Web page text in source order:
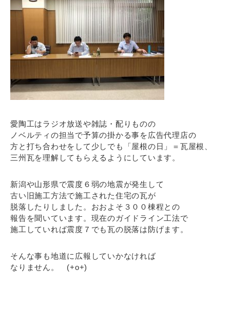
愛陶工はラジオ放送や雑誌・配りものの
ノベルティの担当で予算の掛かる事を広告代理店の
方と打ち合わせをして少しでも「屋根の日」＝瓦屋根、
三州瓦を理解してもらえるようにしています。
新潟や山形県で震度６弱の地震が発生して
古い旧施工方法で施工された住宅の瓦が
脱落したりしました。おおよそ３００棟程との
報告を聞いています。現在のガイドライン工法で
施工していれば震度７でも瓦の脱落は防げます。
そんな事も地道に広報していかなければ
なりません。 (+o+)